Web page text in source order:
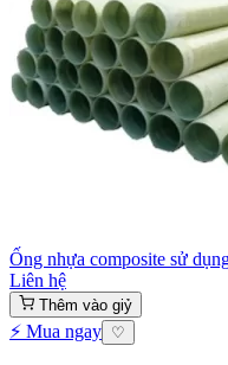
Ống nhựa composite sử
Liên hệ
Thêm vào giỷ
⚡ Mua ngay ♡